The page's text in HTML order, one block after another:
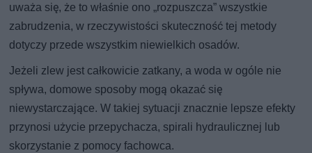
uważa się, że to właśnie ono „rozpuszcza” wszystkie
zabrudzenia, w rzeczywistości skuteczność tej metody
dotyczy przede wszystkim niewielkich osadów.
Jeżeli zlew jest całkowicie zatkany, a woda w ogóle nie
spływa, domowe sposoby mogą okazać się
niewystarczające. W takiej sytuacji znacznie lepsze efekty
przynosi użycie przepychacza, spirali hydraulicznej lub
skorzystanie z pomocy fachowca.